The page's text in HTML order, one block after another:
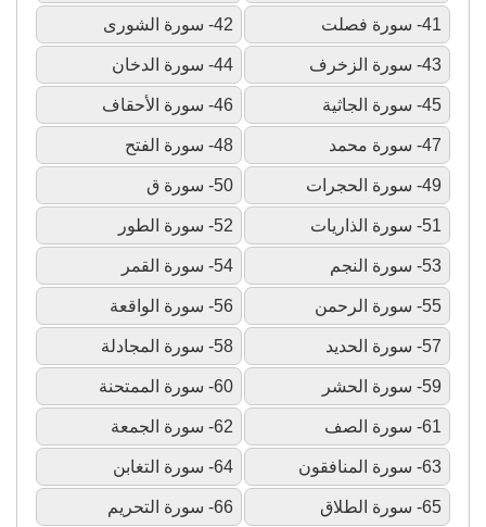
41- سورة فصلت 42- سورة الشورى
43- سورة الزخرف 44- سورة الدخان
45- سورة الجاثية 46- سورة الأحقاف
47- سورة محمد 48- سورة الفتح
49- سورة الحجرات 50- سورة ق
51- سورة الذاريات 52- سورة الطور
53- سورة النجم 54- سورة القمر
55- سورة الرحمن 56- سورة الواقعة
57- سورة الحديد 58- سورة المجادلة
59- سورة الحشر 60- سورة الممتحنة
61- سورة الصف 62- سورة الجمعة
63- سورة المنافقون 64- سورة التغابن
65- سورة الطلاق 66- سورة التحريم